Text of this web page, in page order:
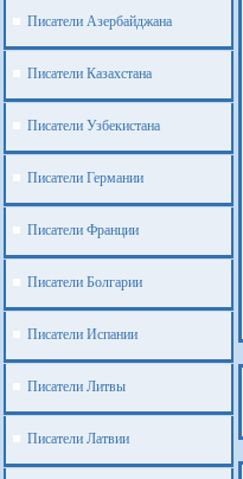
Писатели Азербайджана
Писатели Казахстана
Писатели Узбекистана
Писатели Германии
Писатели Франции
Писатели Болгарии
Писатели Испании
Писатели Литвы
Писатели Латвии